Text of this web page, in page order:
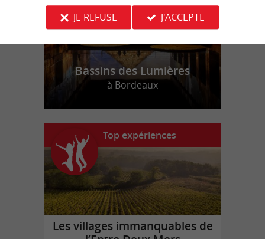
Bassins des Lumières
à Bordeaux
Top expériences
Les villages immanquables de
JE REFUSE
J'ACCEPTE